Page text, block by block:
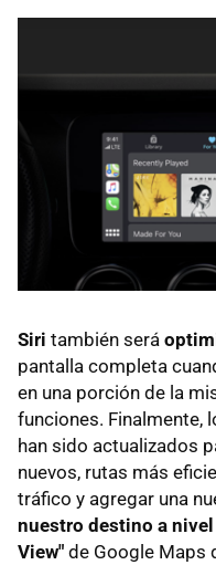
Siri también será
pantalla completa
en una porción de la
funciones. Finalmente,
han sido actualizados
nuevos, rutas más
tráfico y agregar una
nuestro destino a
View" de Google Maps